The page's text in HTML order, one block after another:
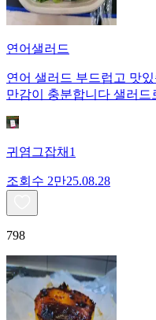
연어샐러드
연어 샐러드 부드럽고 맛
만감이 충분합니다 샐러
귀염그잡채1
조회수 2만25.08.28
798